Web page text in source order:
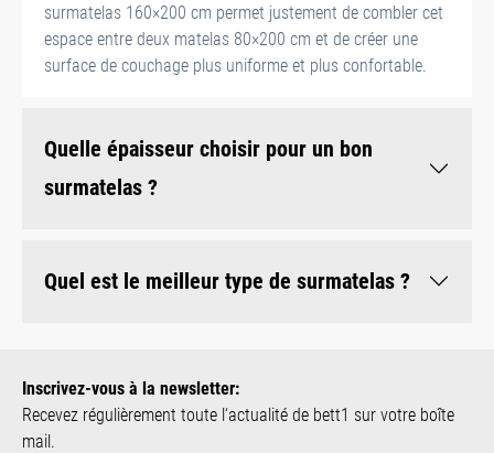
surmatelas 160×200 cm permet justement de combler cet
espace entre deux matelas 80×200 cm et de créer une
surface de couchage plus uniforme et plus confortable.
Quelle épaisseur choisir pour un bon
surmatelas ?
Quel est le meilleur type de surmatelas ?
Inscrivez-vous à la newsletter:
Recevez régulièrement toute l‘actualité de bett1 sur votre boîte
mail.